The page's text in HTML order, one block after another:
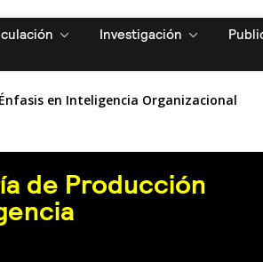
Investigación
en Inteligencia Organizacional
de Producción